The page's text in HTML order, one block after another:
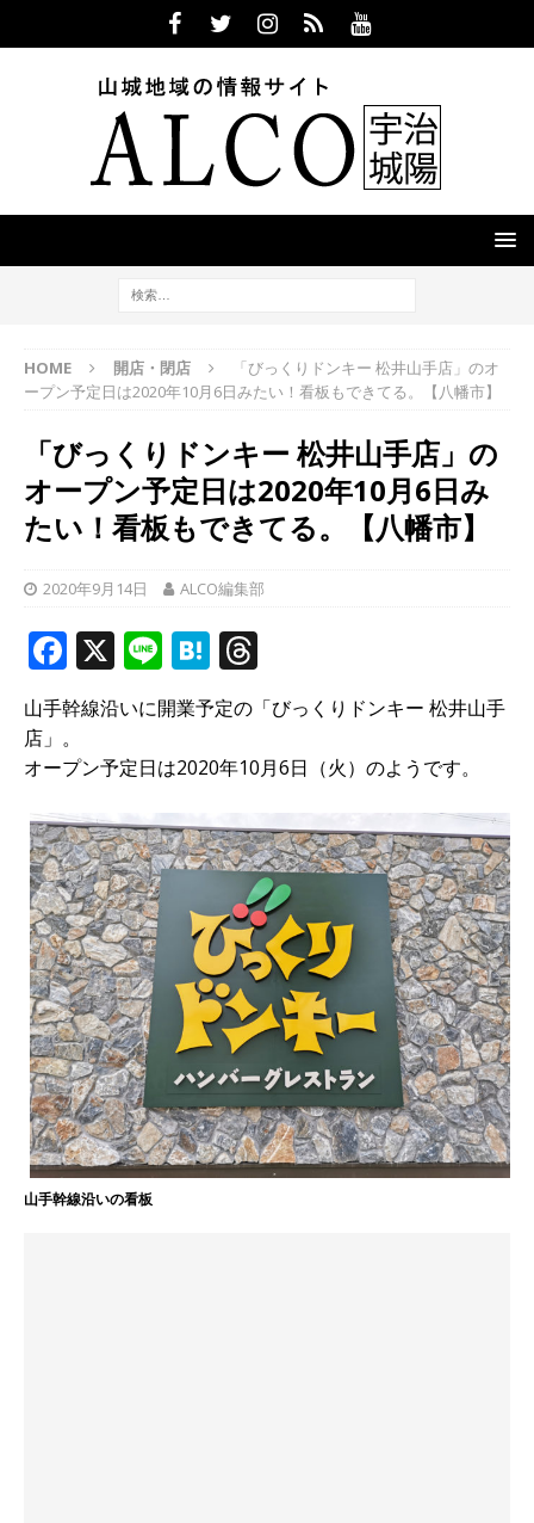
HOME 開店・閉店
「びっくりドンキー 松井山手店」のオ
ープン予定日は2020年10月6日みたい！看板もできてる。【八幡市】
「びっくりドンキー 松井山手店」の
オープン予定日は2020年10月6日み
たい！看板もできてる。【八幡市】
2020年9月14日 ALCO編集部
F
a
c
e
o
o
k
X Li
n
e
H
at
e
n
h
r
e
d
s
山手幹線沿いに開業予定の「びっくりドンキー 松井山手
店」。
オープン予定日は2020年10月6日（火）のようです。
山手幹線沿いの看板